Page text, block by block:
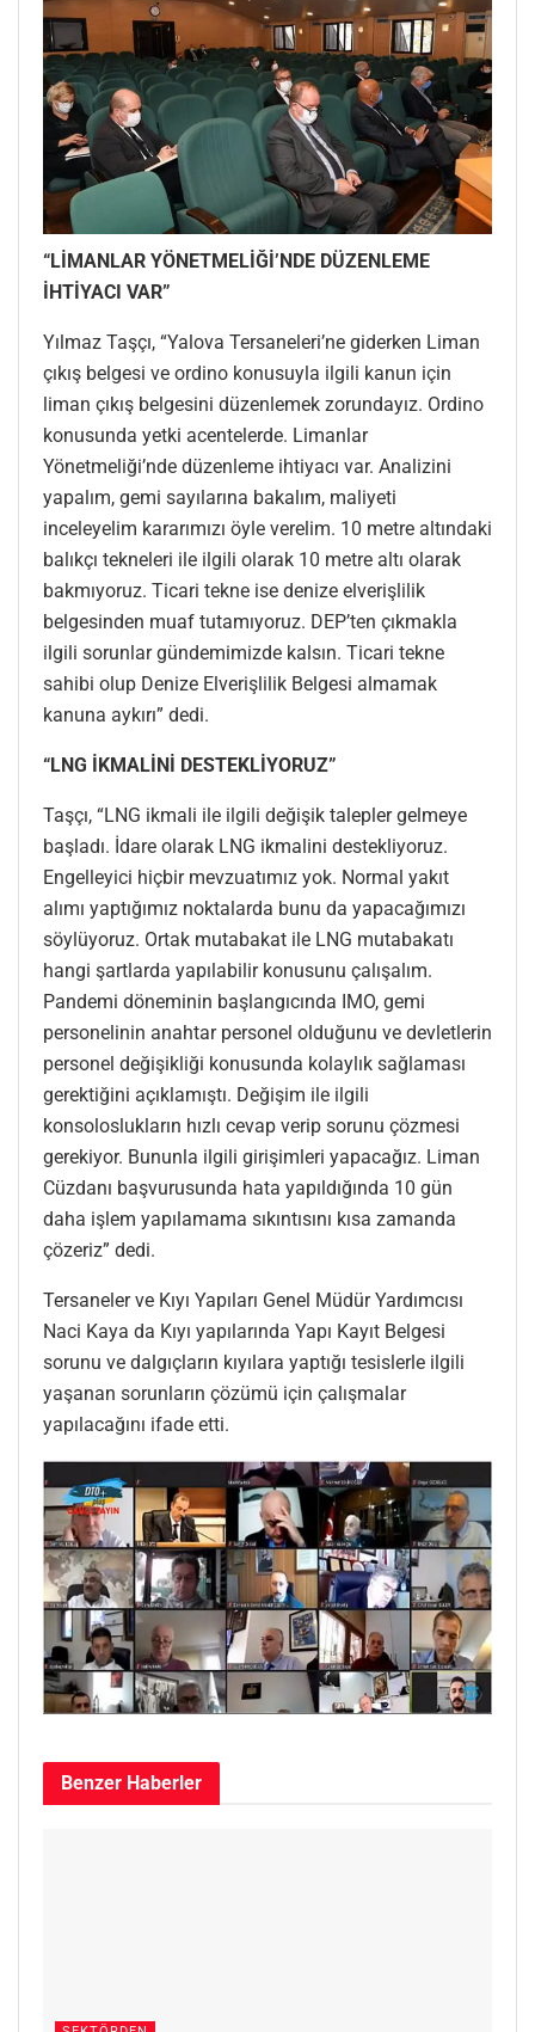
“LİMANLAR YÖNETMELİĞİ’NDE DÜZENLEME
İHTİYACI VAR”
Yılmaz Taşçı, “Yalova Tersaneleri’ne giderken Liman
çıkış belgesi ve ordino konusuyla ilgili kanun için
liman çıkış belgesini düzenlemek zorundayız. Ordino
konusunda yetki acentelerde. Limanlar
Yönetmeliği’nde düzenleme ihtiyacı var. Analizini
yapalım, gemi sayılarına bakalım, maliyeti
inceleyelim kararımızı öyle verelim. 10 metre altındaki
balıkçı tekneleri ile ilgili olarak 10 metre altı olarak
bakmıyoruz. Ticari tekne ise denize elverişlilik
belgesinden muaf tutamıyoruz. DEP’ten çıkmakla
ilgili sorunlar gündemimizde kalsın. Ticari tekne
sahibi olup Denize Elverişlilik Belgesi almamak
kanuna aykırı” dedi.
“LNG İKMALİNİ DESTEKLİYORUZ”
Taşçı, “LNG ikmali ile ilgili değişik talepler gelmeye
başladı. İdare olarak LNG ikmalini destekliyoruz.
Engelleyici hiçbir mevzuatımız yok. Normal yakıt
alımı yaptığımız noktalarda bunu da yapacağımızı
söylüyoruz. Ortak mutabakat ile LNG mutabakatı
hangi şartlarda yapılabilir konusunu çalışalım.
Pandemi döneminin başlangıcında IMO, gemi
personelinin anahtar personel olduğunu ve devletlerin
personel değişikliği konusunda kolaylık sağlaması
gerektiğini açıklamıştı. Değişim ile ilgili
konsoloslukların hızlı cevap verip sorunu çözmesi
gerekiyor. Bununla ilgili girişimleri yapacağız. Liman
Cüzdanı başvurusunda hata yapıldığında 10 gün
daha işlem yapılamama sıkıntısını kısa zamanda
çözeriz” dedi.
Tersaneler ve Kıyı Yapıları Genel Müdür Yardımcısı
Naci Kaya da Kıyı yapılarında Yapı Kayıt Belgesi
sorunu ve dalgıçların kıyılara yaptığı tesislerle ilgili
yaşanan sorunların çözümü için çalışmalar
yapılacağını ifade etti.
Benzer Haberler